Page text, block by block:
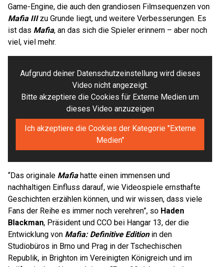
Game-Engine, die auch den grandiosen Filmsequenzen von
Mafia IIIzu Grunde liegt, und weitere Verbesserungen. Es
ist das Mafia, an das sich die Spieler erinnern – aber noch
viel, viel mehr.
Aufgrund deiner Datenschutzeinstellung wird dieses
Video nicht angezeigt.
Bitte akzeptiere die Cookies für Externe Medien um
dieses Video anzuzeigen
Ich akzeptiere die Cookies der Kategorie "Externe
Medien"
“Das originale Mafiahatte einen immensen und
nachhaltigen Einfluss darauf, wie Videospiele ernsthafte
Geschichten erzählen können, und wir wissen, dass viele
Fans der Reihe es immer noch verehren”, so Haden
Blackman, Präsident und CCO bei Hangar 13, der die
Entwicklung von Mafia: Definitive Editionin den
Studiobüros in Brno und Prag in der Tschechischen
Republik, in Brighton im Vereinigten Königreich und im